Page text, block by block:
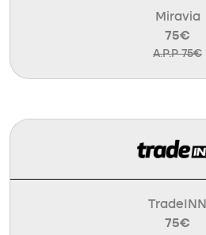
Miravia
75€
A.P.P 75€
TradeINN
75€